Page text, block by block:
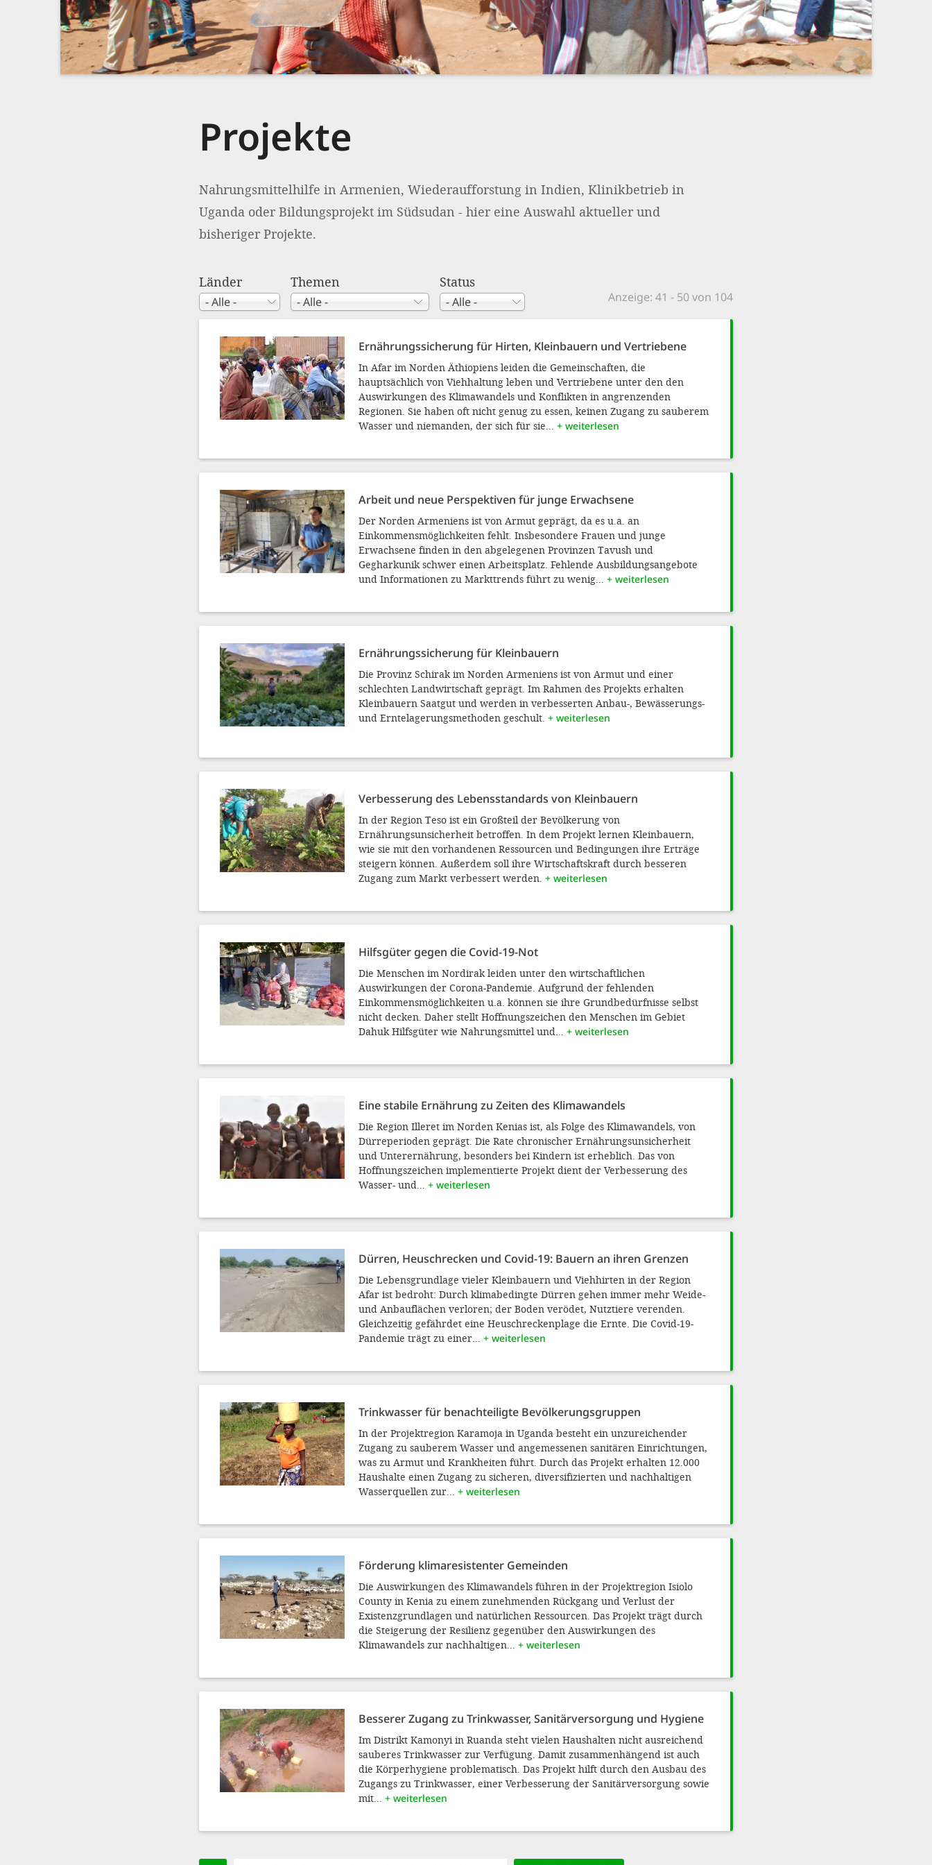
Projekte
Nahrungsmittelhilfe in Armenien, Wiederaufforstung in Indien, Klinikbetrieb in
Uganda oder Bildungsprojekt im Südsudan - hier eine Auswahl aktueller und
bisheriger Projekte.
Länder Themen Status
Anzeige: 41 - 50 von 104
Ernährungssicherung für Hirten, Kleinbauern und Vertriebene
In Afar im Norden Äthiopiens leiden die Gemeinschaften, die
hauptsächlich von Viehhaltung leben und Vertriebene unter den den
Auswirkungen des Klimawandels und Konflikten in angrenzenden
Regionen. Sie haben oft nicht genug zu essen, keinen Zugang zu sauberem
Wasser und niemanden, der sich für sie... + weiterlesen
Arbeit und neue Perspektiven für junge Erwachsene
Der Norden Armeniens ist von Armut geprägt, da es u.a. an
Einkommensmöglichkeiten fehlt. Insbesondere Frauen und junge
Erwachsene finden in den abgelegenen Provinzen Tavush und
Gegharkunik schwer einen Arbeitsplatz. Fehlende Ausbildungsangebote
und Informationen zu Markttrends führt zu wenig... + weiterlesen
Ernährungssicherung für Kleinbauern
Die Provinz Schirak im Norden Armeniens ist von Armut und einer
schlechten Landwirtschaft geprägt. Im Rahmen des Projekts erhalten
Kleinbauern Saatgut und werden in verbesserten Anbau-, Bewässerungs-
und Erntelagerungsmethoden geschult. + weiterlesen
Verbesserung des Lebensstandards von Kleinbauern
In der Region Teso ist ein Großteil der Bevölkerung von
Ernährungsunsicherheit betroffen. In dem Projekt lernen Kleinbauern,
wie sie mit den vorhandenen Ressourcen und Bedingungen ihre Erträge
steigern können. Außerdem soll ihre Wirtschaftskraft durch besseren
Zugang zum Markt verbessert werden. + weiterlesen
Hilfsgüter gegen die Covid-19-Not
Die Menschen im Nordirak leiden unter den wirtschaftlichen
Auswirkungen der Corona-Pandemie. Aufgrund der fehlenden
Einkommensmöglichkeiten u.a. können sie ihre Grundbedürfnisse selbst
nicht decken. Daher stellt Hoffnungszeichen den Menschen im Gebiet
Dahuk Hilfsgüter wie Nahrungsmittel und... + weiterlesen
Eine stabile Ernährung zu Zeiten des Klimawandels
Die Region Illeret im Norden Kenias ist, als Folge des Klimawandels, von
Dürreperioden geprägt. Die Rate chronischer Ernährungsunsicherheit
und Unterernährung, besonders bei Kindern ist erheblich. Das von
Hoffnungszeichen implementierte Projekt dient der Verbesserung des
Wasser- und... + weiterlesen
Dürren, Heuschrecken und Covid-19: Bauern an ihren Grenzen
Die Lebensgrundlage vieler Kleinbauern und Viehhirten in der Region
Afar ist bedroht: Durch klimabedingte Dürren gehen immer mehr Weide-
und Anbauflächen verloren; der Boden verödet, Nutztiere verenden.
Gleichzeitig gefährdet eine Heuschreckenplage die Ernte. Die Covid-19-
Pandemie trägt zu einer... + weiterlesen
Trinkwasser für benachteiligte Bevölkerungsgruppen
In der Projektregion Karamoja in Uganda besteht ein unzureichender
Zugang zu sauberem Wasser und angemessenen sanitären Einrichtungen,
was zu Armut und Krankheiten führt. Durch das Projekt erhalten 12.000
Haushalte einen Zugang zu sicheren, diversifizierten und nachhaltigen
Wasserquellen zur... + weiterlesen
Förderung klimaresistenter Gemeinden
Die Auswirkungen des Klimawandels führen in der Projektregion Isiolo
County in Kenia zu einem zunehmenden Rückgang und Verlust der
Existenzgrundlagen und natürlichen Ressourcen. Das Projekt trägt durch
die Steigerung der Resilienz gegenüber den Auswirkungen des
Klimawandels zur nachhaltigen... + weiterlesen
Besserer Zugang zu Trinkwasser, Sanitärversorgung und Hygiene
Im Distrikt Kamonyi in Ruanda steht vielen Haushalten nicht ausreichend
sauberes Trinkwasser zur Verfügung. Damit zusammenhängend ist auch
die Körperhygiene problematisch. Das Projekt hilft durch den Ausbau des
Zugangs zu Trinkwasser, einer Verbesserung der Sanitärversorgung sowie
mit... + weiterlesen
OPTIONALE ABLEHNEN